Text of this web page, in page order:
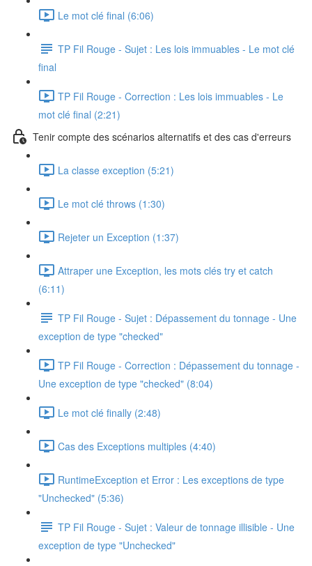
Le mot clé final (6:06)
TP Fil Rouge - Sujet : Les lois immuables - Le mot clé
final
TP Fil Rouge - Correction : Les lois immuables - Le
mot clé final (2:21)
Tenir compte des scénarios alternatifs et des cas d'erreurs
La classe exception (5:21)
Le mot clé throws (1:30)
Rejeter un Exception (1:37)
Attraper une Exception, les mots clés try et catch
(6:11)
TP Fil Rouge - Sujet : Dépassement du tonnage - Une
exception de type "checked"
TP Fil Rouge - Correction : Dépassement du tonnage -
Une exception de type "checked" (8:04)
Le mot clé finally (2:48)
Cas des Exceptions multiples (4:40)
RuntimeException et Error : Les exceptions de type
"Unchecked" (5:36)
TP Fil Rouge - Sujet : Valeur de tonnage illisible - Une
exception de type "Unchecked"